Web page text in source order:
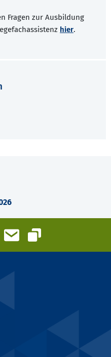
Fragen zur Ausbildung
hier.
E-Mail
Link kopieren